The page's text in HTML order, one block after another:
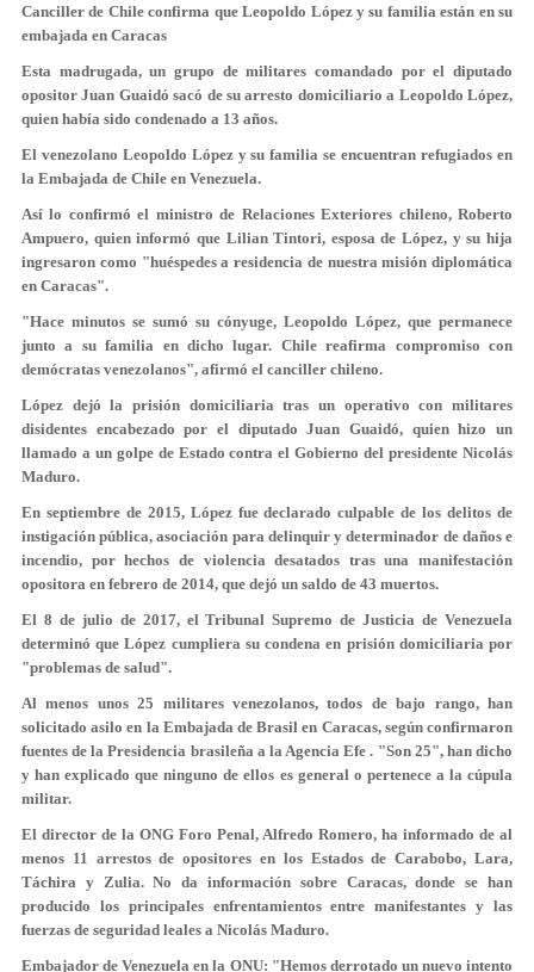
Canciller de Chile confirma que Leopoldo López y su familia están en su
embajada en Caracas
Esta madrugada, un grupo de militares comandado por el diputado
opositor Juan Guaidó sacó de su arresto domiciliario a Leopoldo López,
quien había sido condenado a 13 años.
El venezolano Leopoldo López y su familia se encuentran refugiados en
la Embajada de Chile en Venezuela.
Así lo confirmó el ministro de Relaciones Exteriores chileno, Roberto
Ampuero, quien informó que Lilian Tintori, esposa de López, y su hija
ingresaron como "huéspedes a residencia de nuestra misión diplomática
en Caracas".
"Hace minutos se sumó su cónyuge, Leopoldo López, que permanece
junto a su familia en dicho lugar. Chile reafirma compromiso con
demócratas venezolanos", afirmó el canciller chileno.
López dejó la prisión domiciliaria tras un operativo con militares
disidentes encabezado por el diputado Juan Guaidó, quien hizo un
llamado a un golpe de Estado contra el Gobierno del presidente Nicolás
Maduro.
En septiembre de 2015, López fue declarado culpable de los delitos de
instigación pública, asociación para delinquir y determinador de daños e
incendio, por hechos de violencia desatados tras una manifestación
opositora en febrero de 2014, que dejó un saldo de 43 muertos.
El 8 de julio de 2017, el Tribunal Supremo de Justicia de Venezuela
determinó que López cumpliera su condena en prisión domiciliaria por
"problemas de salud".
Al menos unos 25 militares venezolanos, todos de bajo rango, han
solicitado asilo en la Embajada de Brasil en Caracas, según confirmaron
fuentes de la Presidencia brasileña a la Agencia Efe . "Son 25", han dicho
y han explicado que ninguno de ellos es general o pertenece a la cúpula
militar.
El director de la ONG Foro Penal, Alfredo Romero, ha informado de al
menos 11 arrestos de opositores en los Estados de Carabobo, Lara,
Táchira y Zulia. No da información sobre Caracas, donde se han
producido los principales enfrentamientos entre manifestantes y las
fuerzas de seguridad leales a Nicolás Maduro.
Embajador de Venezuela en la ONU: "Hemos derrotado un nuevo intento